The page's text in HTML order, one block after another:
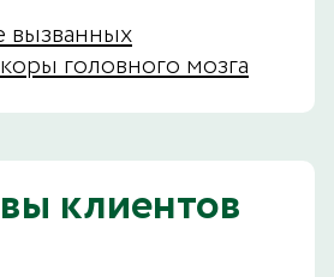
вызванных
головного мозга
клиентов